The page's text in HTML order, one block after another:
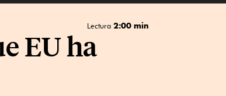
Lectura 2:00 min
EU ha